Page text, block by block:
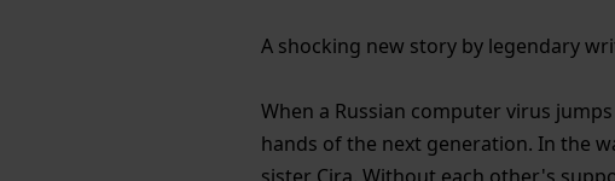
A shocking new story by legendary
When a Russian computer virus
hands of the next generation. In the